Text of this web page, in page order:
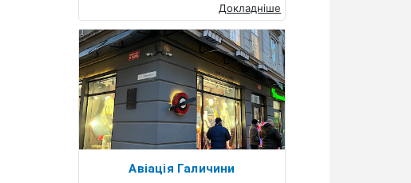
Докладніше
Авіація Галичини